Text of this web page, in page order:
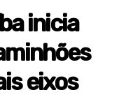
inicia
eixos